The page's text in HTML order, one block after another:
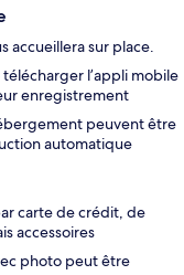
accueillera sur place.
l’appli mobile
enregistrement
peuvent être
automatique
carte de crédit, de
accessoires
photo peut être